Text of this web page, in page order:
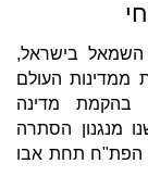
השמאל בישראל,
ממדינות העולם
בהקמת מדינה
מנגנון הסתרה
הפת"ח תחת אבו